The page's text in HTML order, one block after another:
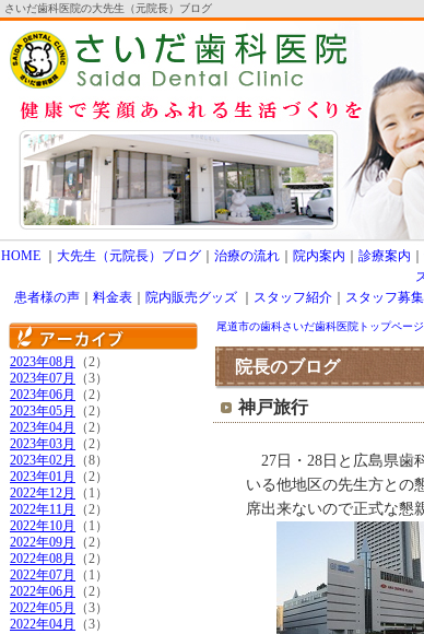
さいだ歯科医院の大先生（元院長）ブログ
HOME｜ 大先生（元院長）ブログ｜ 治療の流れ｜ 院内案内 診療案内
患者様の声｜ 料金表｜ 院内販売グッズ スタッフ紹介｜ スタッフ募集
2023年08月
（2）
2023年07月
（3）
2023年06月
（2）
2023年05月
（2）
2023年04月
（2）
2023年03月
（2）
2023年02月
（8）
2023年01月
（2）
2022年12月
（1）
2022年11月
（2）
2022年10月
（1）
2022年09月
（2）
2022年08月
（2）
2022年07月
（1）
2022年06月
（2）
2022年05月
（3）
2022年04月
（3）
尾道市の歯科さいだ歯科医院トップページ
院長のブログ
神戸旅行
27日・28日と広島県歯
いる他地区の先生方との
席出来ないので正式な懇